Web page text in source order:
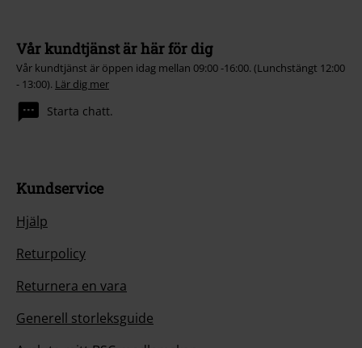
Vår kundtjänst är här för dig
Vår kundtjänst är öppen idag mellan 09:00 -16:00. (Lunchstängt 12:00
- 13:00). Lär dig mer
Starta chatt.
Kundservice
Hjälp
Returpolicy
Returnera en vara
Generell storleksguide